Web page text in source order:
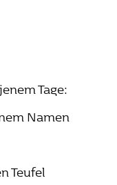
Tage:
Namen
Teufel